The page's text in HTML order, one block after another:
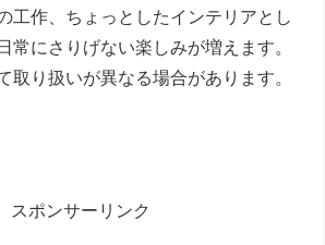
工作、ちょっとしたインテリアとし
常にさりげない楽しみが増えます。
取り扱いが異なる場合があります。
スポンサーリンク